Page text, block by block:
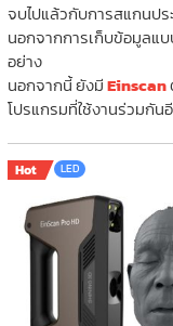
จบไปแล้วกับการสแกนปร
นอกจากการเก็บข้อมูลแ
อย่าง
นอกจากนี้ ยังมีEinscan
โปรแกรมที่ใช้งานร่วมกัน
Hot LED